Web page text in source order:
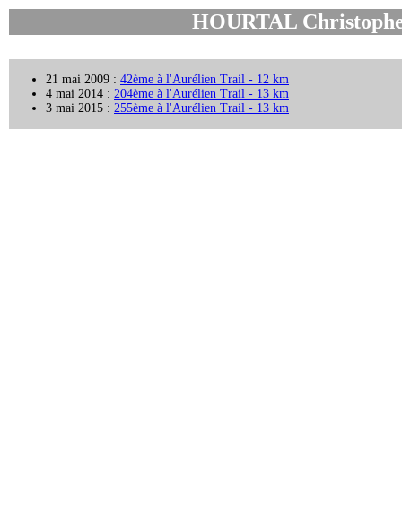
HOURTAL
21 mai 2009 : 42ème à l'Aurélien Trail - 12 km
4 mai 2014 : 204ème à l'Aurélien Trail - 13 km
3 mai 2015 : 255ème à l'Aurélien Trail - 13 km